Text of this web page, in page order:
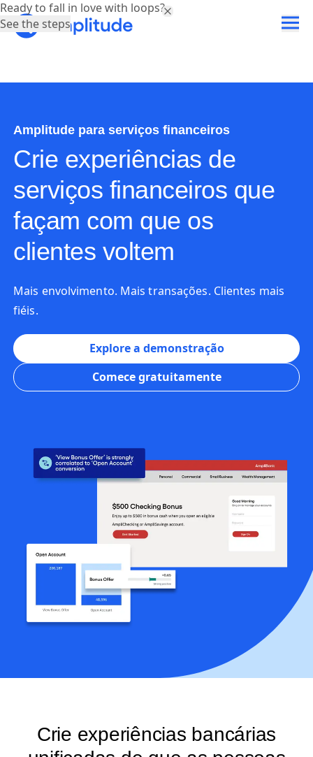
Amplitude para serviços financeiros
Crie experiências de
serviços financeiros que
façam com que os
clientes voltem
Mais envolvimento. Mais transações. Clientes mais
fiéis.
Explore a demonstração
Comece gratuitamente
Crie experiências bancárias
Ready to fall in love with loops?
See the steps